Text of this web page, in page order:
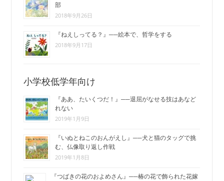
部
2018年9月26日
『ねえしってる？』──絵本で、哲学をする
2018年9月17日
小学校低学年向け
『ああ、たいくつだ！』──退屈がなせる技はあなど
れない
2019年1月9日
『いぬとねこのおんがえし』──犬と猫のタッグで挑
む、仏像取り返し作戦
2019年1月8日
『つばきの花のおよめさん』──椿の花で飾られた花嫁